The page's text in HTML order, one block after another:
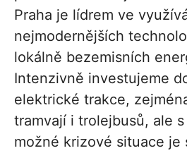
Praha je lídrem ve
nejmodernějších
lokálně bezemisních
Intenzivně investujeme
elektrické trakce,
tramvají i trolejbusů, ale
možné krizové situace je